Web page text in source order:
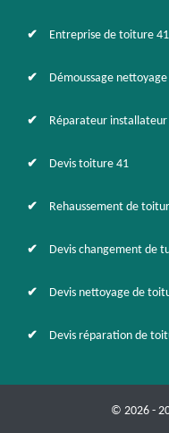
Entreprise de toiture 41
Démoussage
Réparateur installateur
Devis toiture 41
Rehaussement de
Devis changement de
Devis nettoyage de
Devis réparation de
© 2026 -